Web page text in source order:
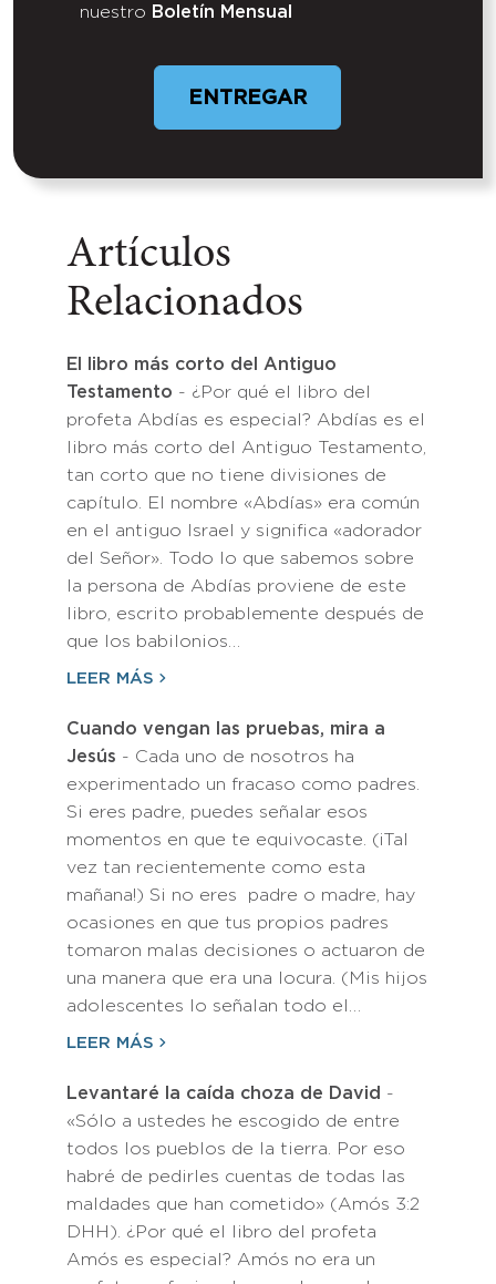
nuestro Boletín Mensual
Artículos
Relacionados
El libro más corto del Antiguo
Testamento - ¿Por qué el libro del
profeta Abdías es especial? Abdías es el
libro más corto del Antiguo Testamento,
tan corto que no tiene divisiones de
capítulo. El nombre «Abdías» era común
en el antiguo Israel y significa «adorador
del Señor». Todo lo que sabemos sobre
la persona de Abdías proviene de este
libro, escrito probablemente después de
que los babilonios…
LEER MÁS
Cuando vengan las pruebas, mira a
Jesús - Cada uno de nosotros ha
experimentado un fracaso como padres.
Si eres padre, puedes señalar esos
momentos en que te equivocaste. (¡Tal
vez tan recientemente como esta
mañana!) Si no eres padre o madre, hay
ocasiones en que tus propios padres
tomaron malas decisiones o actuaron de
una manera que era una locura. (Mis hijos
adolescentes lo señalan todo el…
LEER MÁS
Levantaré la caída choza de David -
«Sólo a ustedes he escogido de entre
todos los pueblos de la tierra. Por eso
habré de pedirles cuentas de todas las
maldades que han cometido» (Amós 3:2
DHH). ¿Por qué el libro del profeta
Amós es especial? Amós no era un